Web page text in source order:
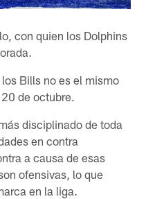
con quien los Dolphins
Bills no es el mismo
de octubre.
disciplinado de toda
en contra
a causa de esas
ofensivas, lo que
en la liga.